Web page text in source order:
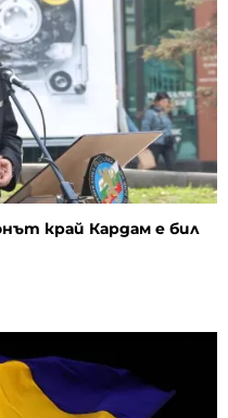
край Кардам е бил